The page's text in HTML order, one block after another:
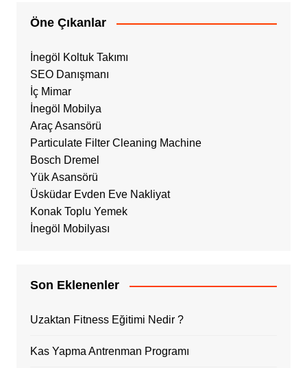
Öne Çıkanlar
İnegöl Koltuk Takımı
SEO Danışmanı
İç Mimar
İnegöl Mobilya
Araç Asansörü
Particulate Filter Cleaning Machine
Bosch Dremel
Yük Asansörü
Üsküdar Evden Eve Nakliyat
Konak Toplu Yemek
İnegöl Mobilyası
Son Eklenenler
Uzaktan Fitness Eğitimi Nedir ?
Kas Yapma Antrenman Programı